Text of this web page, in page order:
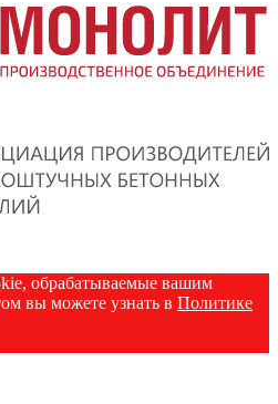
обрабатываемые вашим
вы можете узнать в Политике